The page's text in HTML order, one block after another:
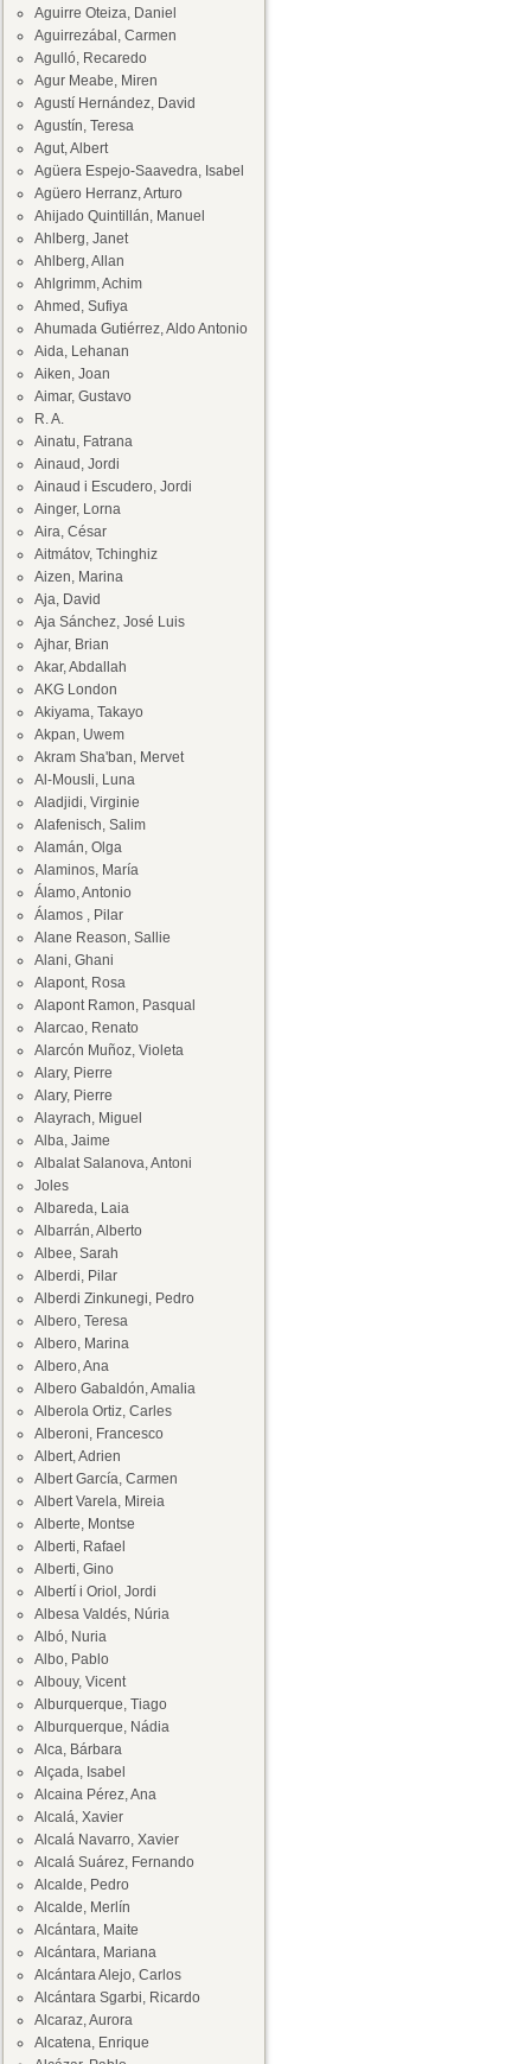
Aguirre Oteiza, Daniel
Aguirrezábal, Carmen
Agulló, Recaredo
Agur Meabe, Miren
Agustí Hernández, David
Agustín, Teresa
Agut, Albert
Agüera Espejo-Saavedra, Isabel
Agüero Herranz, Arturo
Ahijado Quintillán, Manuel
Ahlberg, Janet
Ahlberg, Allan
Ahlgrimm, Achim
Ahmed, Sufiya
Ahumada Gutiérrez, Aldo Antonio
Aida, Lehanan
Aiken, Joan
Aimar, Gustavo
R. A.
Ainatu, Fatrana
Ainaud, Jordi
Ainaud i Escudero, Jordi
Ainger, Lorna
Aira, César
Aitmátov, Tchinghiz
Aizen, Marina
Aja, David
Aja Sánchez, José Luis
Ajhar, Brian
Akar, Abdallah
AKG London
Akiyama, Takayo
Akpan, Uwem
Akram Sha'ban, Mervet
Al-Mousli, Luna
Aladjidi, Virginie
Alafenisch, Salim
Alamán, Olga
Alaminos, María
Álamo, Antonio
Álamos , Pilar
Alane Reason, Sallie
Alani, Ghani
Alapont, Rosa
Alapont Ramon, Pasqual
Alarcao, Renato
Alarcón Muñoz, Violeta
Alary, Pierre
Alary, Pierre
Alayrach, Miguel
Alba, Jaime
Albalat Salanova, Antoni
Joles
Albareda, Laia
Albarrán, Alberto
Albee, Sarah
Alberdi, Pilar
Alberdi Zinkunegi, Pedro
Albero, Teresa
Albero, Marina
Albero, Ana
Albero Gabaldón, Amalia
Alberola Ortiz, Carles
Alberoni, Francesco
Albert, Adrien
Albert García, Carmen
Albert Varela, Mireia
Alberte, Montse
Alberti, Rafael
Alberti, Gino
Albertí i Oriol, Jordi
Albesa Valdés, Núria
Albó, Nuria
Albo, Pablo
Albouy, Vicent
Alburquerque, Tiago
Alburquerque, Nádia
Alca, Bárbara
Alçada, Isabel
Alcaina Pérez, Ana
Alcalá, Xavier
Alcalá Navarro, Xavier
Alcalá Suárez, Fernando
Alcalde, Pedro
Alcalde, Merlín
Alcántara, Maite
Alcántara, Mariana
Alcántara Alejo, Carlos
Alcántara Sgarbi, Ricardo
Alcaraz, Aurora
Alcatena, Enrique